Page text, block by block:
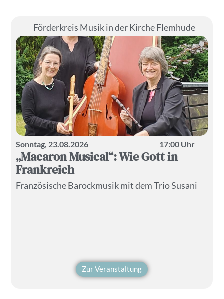
Förderkreis Musik in der Kirche Flemhude
Sonntag, 23.08.2026 17:00 Uhr
„Macaron Musical“: Wie Gott in
Frankreich
Französische Barockmusik mit dem Trio Susani
Zur Veranstaltung